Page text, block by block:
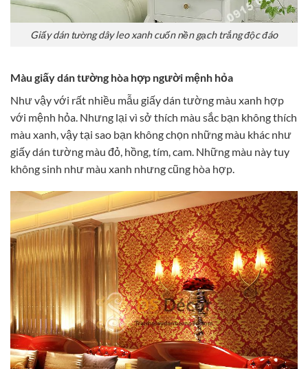
Giấy dán tường dây leo xanh cuốn nền gạch trắng độc đáo
Màu giấy dán tường hòa hợp người mệnh hỏa
Như vậy với rất nhiều mẫu giấy dán tường màu xanh hợp
với mệnh hỏa. Nhưng lại vì sở thích màu sắc bạn không thích
màu xanh, vậy tại sao bạn không chọn những màu khác như
giấy dán tường màu đỏ, hồng, tím, cam. Những màu này tuy
không sinh như màu xanh nhưng cũng hòa hợp.